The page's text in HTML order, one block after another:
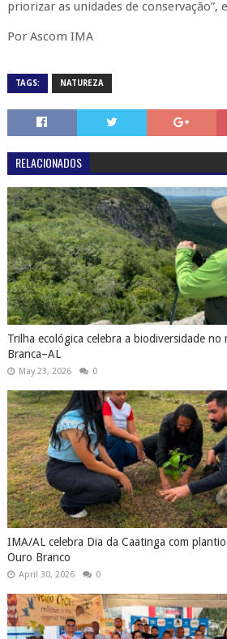
priorizar as unidades de conservação”,
Por Ascom IMA
TAGS: NATUREZA
RELACIONADOS
Trilha ecológica celebra a biodiversidade no
Branca–AL
May 23, 2026 0
IMA/AL celebra Dia da Caatinga com
Ouro Branco
April 30, 2026 0